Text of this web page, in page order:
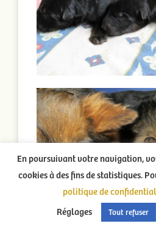
En poursuivant votre navigation,
cookies à des fins de statistiques.
politique de
Réglages
Tout refuser